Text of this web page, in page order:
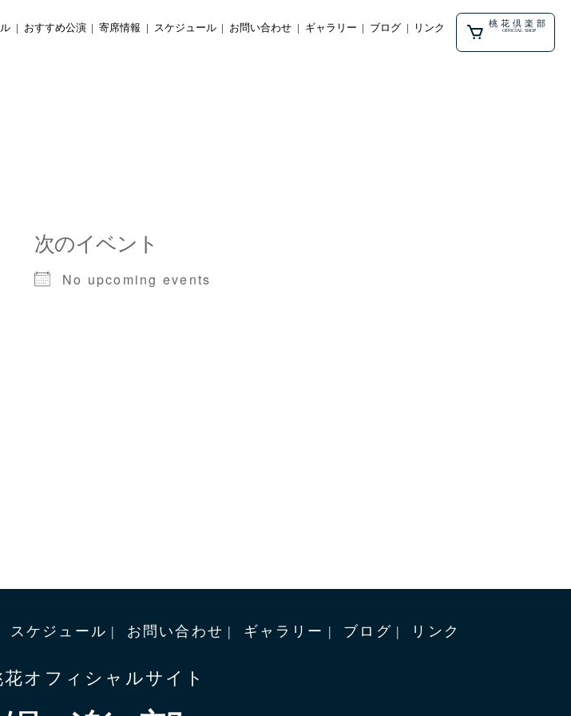
おすすめ公演 寄席情報 スケジュール お問い合わせ ギャラリー ブログ リンク 桃花倶楽部
OFFICIAL SHOP
次のイベント
No upcoming events
スケジュール お問い合わせ ギャラリー ブログ リンク
オフィシャルサイト